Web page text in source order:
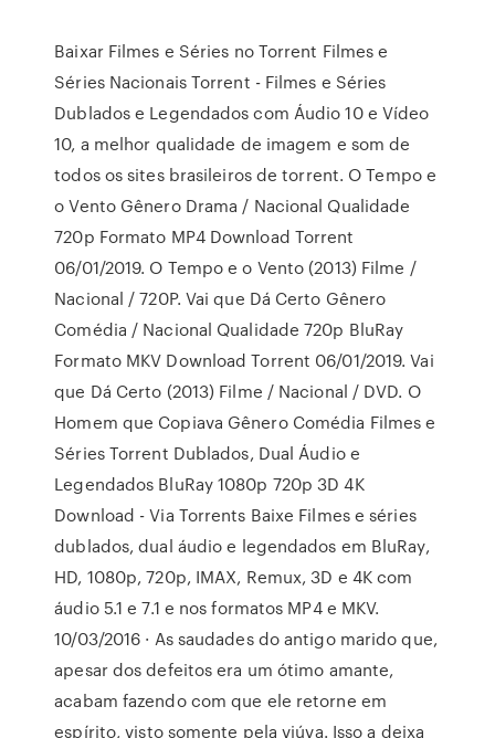
Baixar Filmes e Séries no Torrent Filmes e
Séries Nacionais Torrent - Filmes e Séries
Dublados e Legendados com Áudio 10 e Vídeo
10, a melhor qualidade de imagem e som de
todos os sites brasileiros de torrent. O Tempo e
o Vento Gênero Drama / Nacional Qualidade
720p Formato MP4 Download Torrent
06/01/2019. O Tempo e o Vento (2013) Filme /
Nacional / 720P. Vai que Dá Certo Gênero
Comédia / Nacional Qualidade 720p BluRay
Formato MKV Download Torrent 06/01/2019. Vai
que Dá Certo (2013) Filme / Nacional / DVD. O
Homem que Copiava Gênero Comédia Filmes e
Séries Torrent Dublados, Dual Áudio e
Legendados BluRay 1080p 720p 3D 4K
Download - Via Torrents Baixe Filmes e séries
dublados, dual áudio e legendados em BluRay,
HD, 1080p, 720p, IMAX, Remux, 3D e 4K com
áudio 5.1 e 7.1 e nos formatos MP4 e MKV.
10/03/2016 · As saudades do antigo marido que,
apesar dos defeitos era um ótimo amante,
acabam fazendo com que ele retorne em
espírito, visto somente pela viúva. Isso a deixa